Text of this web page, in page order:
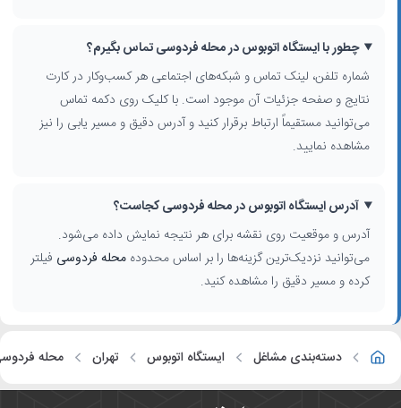
چطور با ایستگاه اتوبوس در محله فردوسی تماس بگیرم؟
شماره تلفن، لینک تماس و شبکه‌های اجتماعی هر کسب‌وکار در کارت
نتایج و صفحه جزئیات آن موجود است. با کلیک روی دکمه تماس
می‌توانید مستقیماً ارتباط برقرار کنید و آدرس دقیق و مسیر یابی را نیز
مشاهده نمایید.
آدرس ایستگاه اتوبوس در محله فردوسی کجاست؟
آدرس و موقعیت روی نقشه برای هر نتیجه نمایش داده می‌شود.
می‌توانید نزدیک‌ترین گزینه‌ها را بر اساس محدودهمحله فردوسی فیلتر
کرده و مسیر دقیق را مشاهده کنید.
دسته‌بندی مشاغل ایستگاه اتوبوس تهران محله